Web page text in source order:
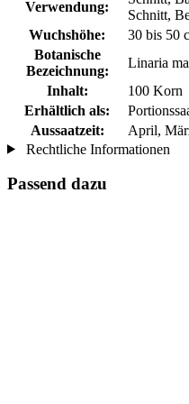
Verwendung:
Schnitt,
Wuchshöhe:
30 bis 50
Botanische
Bezeichnung:
Linaria
Inhalt:
100 Korn
Erhältlich als:
Aussaatzeit:
April,
Rechtliche Informationen
Passend dazu